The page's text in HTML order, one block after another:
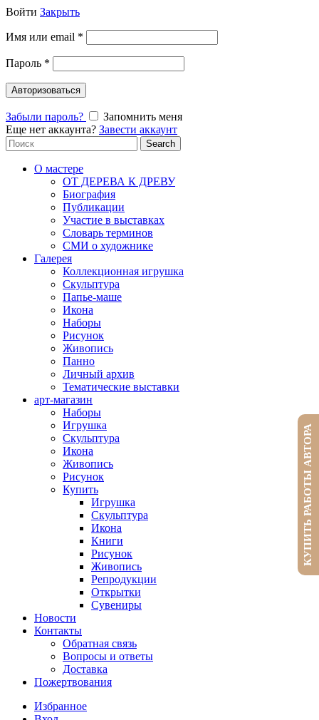
Войти Закрыть
Имя или email *
Пароль *
Авторизоваться
Забыли пароль?
Запомнить меня
Еще нет аккаунта? Завести аккаунт
Search
for:
Search
О мастере
ОТ ДЕРЕВА К ДРЕВУ
Биография
Публикации
Участие в выставках
Словарь терминов
СМИ о художнике
Галерея
Коллекционная игрушка
Скульптура
Папье-маше
Икона
Наборы
Рисунок
Живопись
Панно
Личный архив
Тематические выставки
арт-магазин
Наборы
Игрушка
Скульптура
Икона
Живопись
Рисунок
Купить
Игрушка
Скульптура
Икона
Книги
Рисунок
Живопись
Репродукции
Открытки
Сувениры
Новости
Контакты
Обратная связь
Вопросы и ответы
Доставка
Пожертвования
Избранное
КУПИТЬ РАБОТЫ АВТОРА